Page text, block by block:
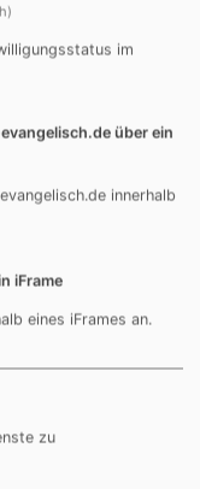
1
im
über ein
innerhalb
iFrame
eines iFrames an.
zu